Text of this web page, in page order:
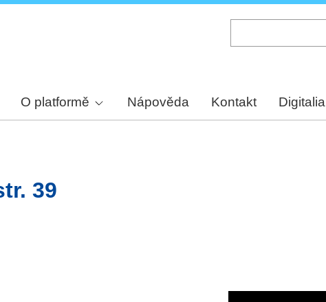
O platformě Nápověda Kontakt Digitalia
39